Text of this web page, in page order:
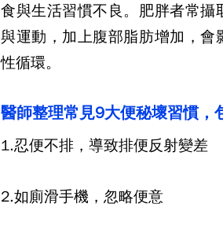
食與生活習慣不良。肥胖者常
與運動，加上腹部脂肪增加，
性循環。
醫師整理常見9大便秘壞習慣，
1.忍便不排，導致排便反射變差
2.如廁滑手機，忽略便意